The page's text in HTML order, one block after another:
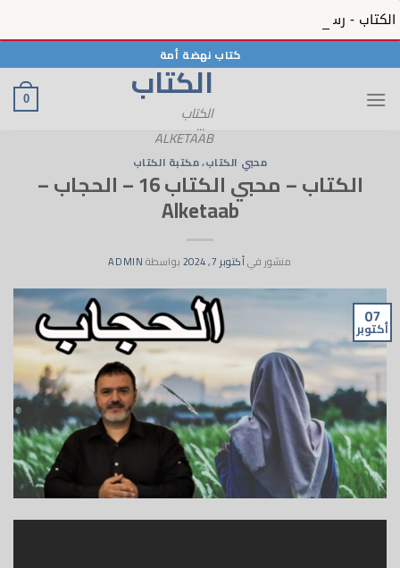
للمحتوى
كتاب نهضة أمة
الكتاب
الكتاب
...
ALKETAAB
0
محبي الكتاب،مكتبة الكتاب
الكتاب – محبي الكتاب 16 – الحجاب –
Alketaab
منشور فيأكتوبر 7, 2024 بواسطةADMIN
07
أكتوبر